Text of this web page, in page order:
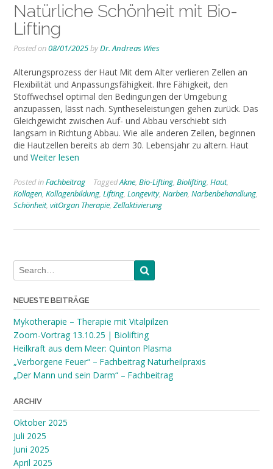
Natürliche Schönheit mit Bio-
Lifting
Posted on08/01/2025byDr. Andreas Wies
Alterungsprozess der Haut Mit dem Alter verlieren Zellen an
Flexibilität und Anpassungsfähigkeit. Ihre Fähigkeit, den
Stoffwechsel optimal den Bedingungen der Umgebung
anzupassen, lässt nach. Syntheseleistungen gehen zurück. Das
Gleichgewicht zwischen Auf- und Abbau verschiebt sich
langsam in Richtung Abbau. Wie alle anderen Zellen, beginnen
die Hautzellen bereits ab dem 30. Lebensjahr zu altern. Haut
und Weiter lesen
Posted inFachbeitrag TaggedAkne, Bio-Lifting, Biolifting, Haut,
Kollagen, Kollagenbildung, Lifting, Longevity, Narben, Narbenbehandlung,
Schönheit, vitOrgan Therapie, Zellaktivierung
NEUESTE BEITRÄGE
Mykotherapie – Therapie mit Vitalpilzen
Zoom-Vortrag 13.10.25 | Biolifting
Heilkraft aus dem Meer: Quinton Plasma
„Verborgene Feuer“ – Fachbeitrag Naturheilpraxis
„Der Mann und sein Darm“ – Fachbeitrag
ARCHIV
Oktober 2025
Juli 2025
Juni 2025
April 2025